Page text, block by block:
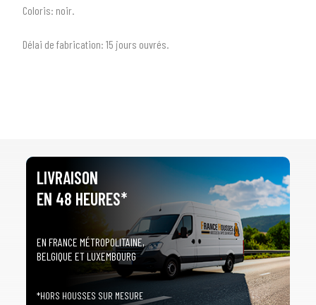
Tous les modèles
Coloris: noir.
Délai de fabrication: 15 jours ouvrés.
LIVRAISON
EN 48 HEURES*
EN FRANCE MÉTROPOLITAINE,
BELGIQUE ET LUXEMBOURG
*HORS HOUSSES SUR MESURE